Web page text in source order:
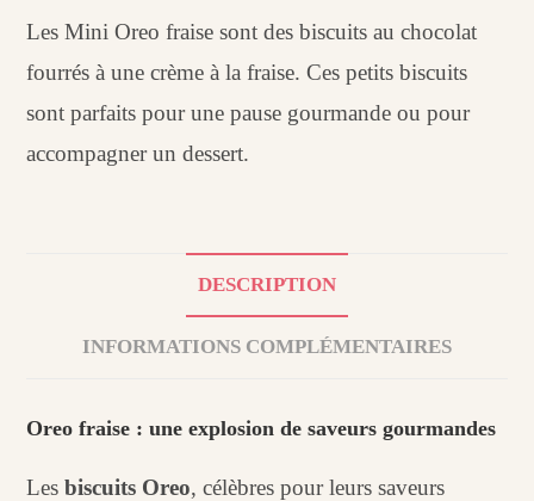
Les Mini Oreo fraise sont des biscuits au chocolat
fourrés à une crème à la fraise. Ces petits biscuits
sont parfaits pour une pause gourmande ou pour
accompagner un dessert.
DESCRIPTION
INFORMATIONS COMPLÉMENTAIRES
Oreo fraise : une explosion de saveurs gourmandes
Lesbiscuits Oreo, célèbres pour leurs saveurs